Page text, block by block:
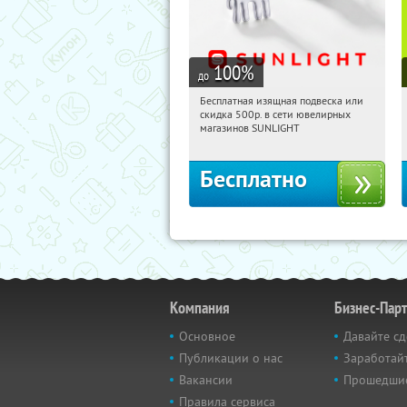
до 100%
14:43:13 Получили:
Россия
Бесплатная изящная подвеска или
скидка 500р. в сети ювелирных
магазинов SUNLIGHT
Бесплатно
Компания
Основное
Публикации о нас
Вакансии
Правила сервиса
Бизнес-
Давайте